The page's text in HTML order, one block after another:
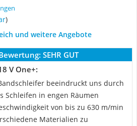
)
und weitere Angebote
SEHR GUT
V One+:
beeindruckt uns durch
Schleifen in engen Räumen
von bis zu 630 m/min
Materialien zu